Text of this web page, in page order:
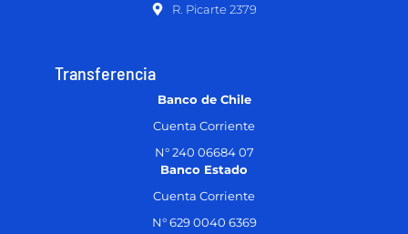
R. Picarte 2379
Transferencia
Banco de Chile
Cuenta Corriente
N° 240 06684 07
Banco Estado
Cuenta Corriente
N° 629 0040 6369